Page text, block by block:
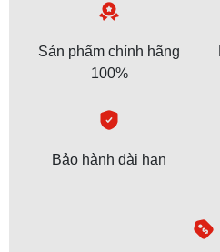
Sản phẩm chính hãng
100%
Bảo hành dài hạn